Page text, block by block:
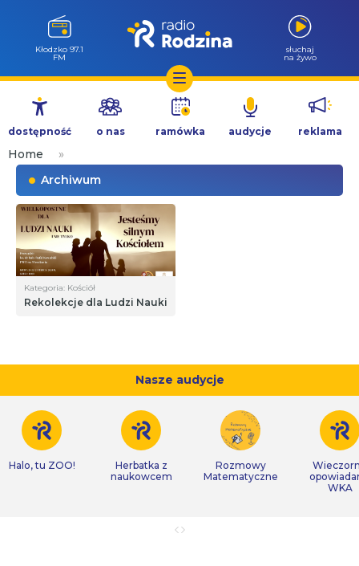
Przejdź
treści
Kłodzko 97.1
FM
słuchaj
na żywo
dostępność o nas ramówka audycje reklama
Home
»
Archiwum
Kategoria: Kościół
Rekolekcje dla Ludzi Nauki
Nasze audycje
Halo, tu ZOO!
Herbatka z
naukowcem
Rozmowy
Matematyczne
WKA